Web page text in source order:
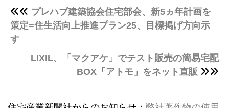
プレハブ建築協会住宅部会、新5ヵ年計画を
策定=住生活向上推進プラン25、目標掲げ方向示
す
LIXIL、「マクアケ」でテスト販売の簡易宅配
BOX「アトモ」をネット直販